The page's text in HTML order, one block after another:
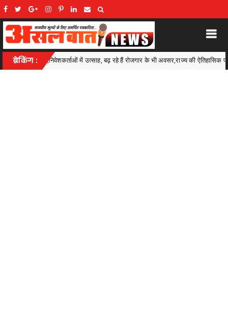
ब्रेकिंग :
रोजगार के भी अवसर,राज्य की ऐतिहासिक पहल Kawardha अवैध शराब के